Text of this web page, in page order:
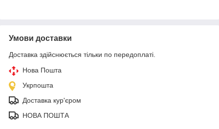
Умови доставки
Доставка здійснюється тільки по передоплаті.
Нова Пошта
Укрпошта
Доставка кур'єром
НОВА ПОШТА